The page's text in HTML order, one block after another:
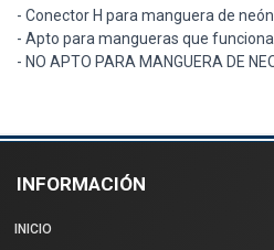
- Conector H para manguera de
- Apto para mangueras que
- NO APTO PARA MANGUERA DE
INFORMACIÓN
INICIO